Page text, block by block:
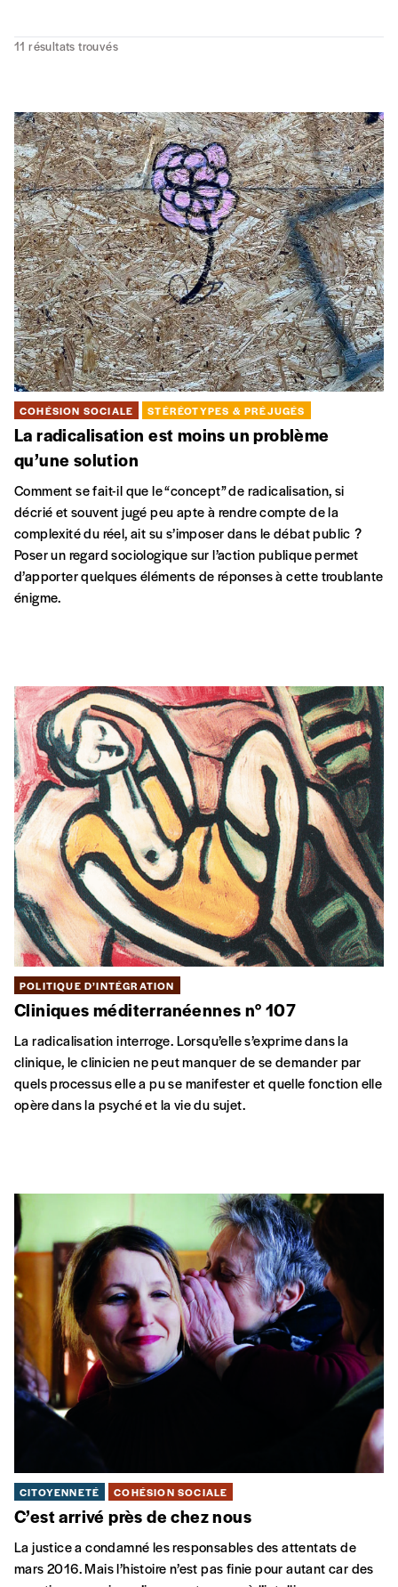
11 résultats trouvés
COHÉSION SOCIALE STÉRÉOTYPES & PRÉJUGÉS
La radicalisation est moins un problème
qu’une solution
Comment se fait-il que le “concept” de radicalisation, si
décrié et souvent jugé peu apte à rendre compte de la
complexité du réel, ait su s’imposer dans le débat public ?
Poser un regard sociologique sur l’action publique permet
d’apporter quelques éléments de réponses à cette troublante
énigme.
POLITIQUE D’INTÉGRATION
Cliniques méditerranéennes n° 107
La radicalisation interroge. Lorsqu’elle s’exprime dans la
clinique, le clinicien ne peut manquer de se demander par
quels processus elle a pu se manifester et quelle fonction elle
opère dans la psyché et la vie du sujet.
CITOYENNETÉ COHÉSION SOCIALE
C’est arrivé près de chez nous
La justice a condamné les responsables des attentats de
mars 2016. Mais l’histoire n’est pas finie pour autant car des